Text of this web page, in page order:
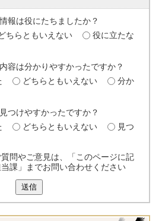
報は役にたちましたか？
ちらともいえない
役に立たな
容は分かりやすかったですか？
どちらともいえない
分か
つけやすかったですか？
どちらともいえない
見つ
問やご意見は、「このページに記
課」までお問い合わせください
送信